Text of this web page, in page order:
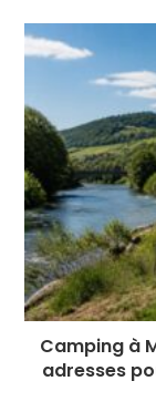
Camping à
adresses